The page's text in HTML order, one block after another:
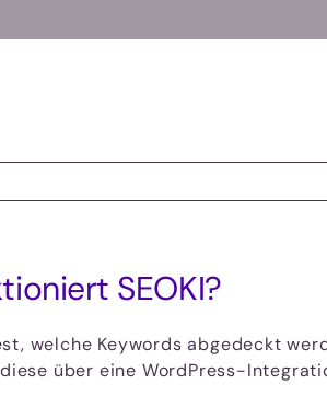
SEOKI?
welche Keywords abgedeckt
über eine WordPress-